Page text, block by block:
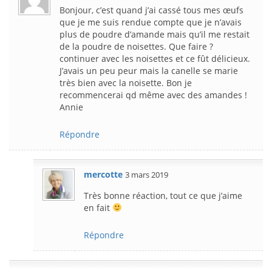
Bonjour, c’est quand j’ai cassé tous mes œufs
que je me suis rendue compte que je n’avais
plus de poudre d’amande mais qu’il me restait
de la poudre de noisettes. Que faire ?
continuer avec les noisettes et ce fût délicieux.
J’avais un peu peur mais la canelle se marie
très bien avec la noisette. Bon je
recommencerai qd même avec des amandes !
Annie
Répondre
mercotte 3 mars 2019
Très bonne réaction, tout ce que j’aime
en fait
Répondre